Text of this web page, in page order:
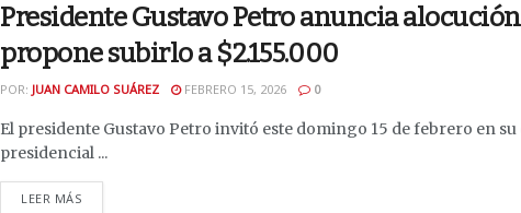
Presidente Gustavo Petro anuncia
propone subirlo a $2.155.000
POR: JUAN CAMILO SUÁREZ FEBRERO 15, 2026 0
El presidente Gustavo Petro invitó este domingo 15 de febrero en
presidencial ...
LEER MÁS